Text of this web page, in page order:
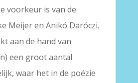
voorkeur is van de
Meijer en Anikó Daróczi.
aan de hand van
een groot aantal
waar het in de poëzie